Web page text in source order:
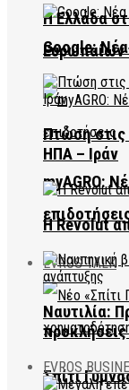
Η Ελλάδα
Ευρωπαίων
myAGRO:
EVROS TALK
Σπίτι
Google:
Πτώση στις
ΗΠΑ – Ιράν
Η Revolut
Ναυτιλία:
EVROS